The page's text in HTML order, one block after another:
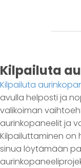
Kilpailuta
Kilpailuta
avulla helposti ja
valikoiman
aurinkopaneelit ja
Kilpailuttaminen
sinua löytämään